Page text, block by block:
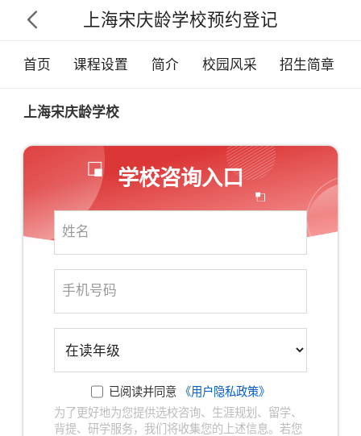
 上海宋庆龄学校预约登记
首页 课程设置 简介 校园风采 招生简章
上海宋庆龄学校
学校咨询入口
已阅读并同意
《用户隐私政策》
为了更好地为您提供选校咨询、生涯规划、留学、
背提、研学服务，我们将收集您的上述信息。若您